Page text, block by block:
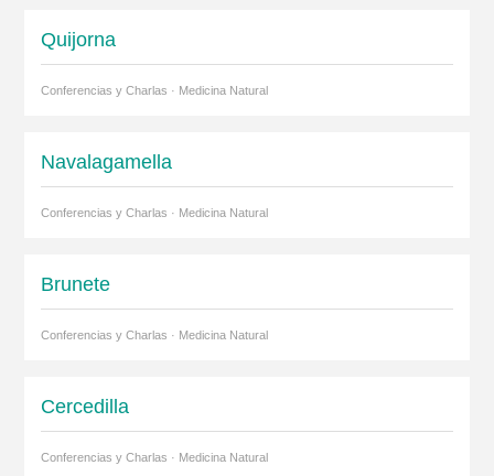
Quijorna
Conferencias y Charlas · Medicina Natural
Navalagamella
Conferencias y Charlas · Medicina Natural
Brunete
Conferencias y Charlas · Medicina Natural
Cercedilla
Conferencias y Charlas · Medicina Natural